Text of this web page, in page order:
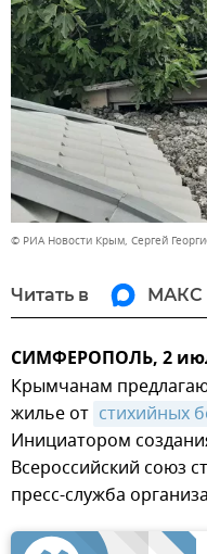
© РИА Новости Крым, Сергей
Читать в МАКС
СИМФЕРОПОЛЬ, 2
Крымчанам
жилье от стихийных
Инициатором
Всероссийский союз
пресс-служба